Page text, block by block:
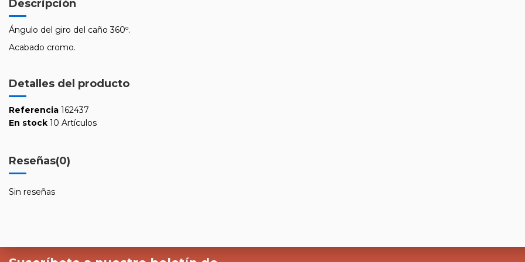
Descripción
Ángulo del giro del caño 360º.
Acabado cromo.
Detalles del producto
Referencia 162437
En stock 10 Artículos
Reseñas(0)
Sin reseñas